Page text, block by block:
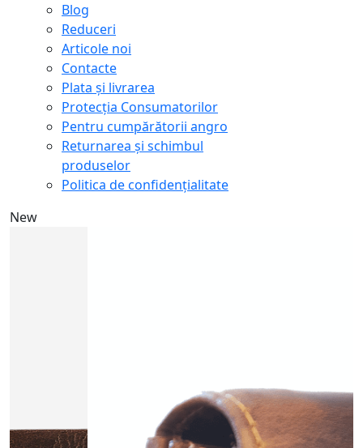
Blog
Reduceri
Articole noi
Contacte
Plata și livrarea
Protecţia Consumatorilor
Pentru cumpărătorii angro
Returnarea și schimbul
produselor
Politica de confidențialitate
New